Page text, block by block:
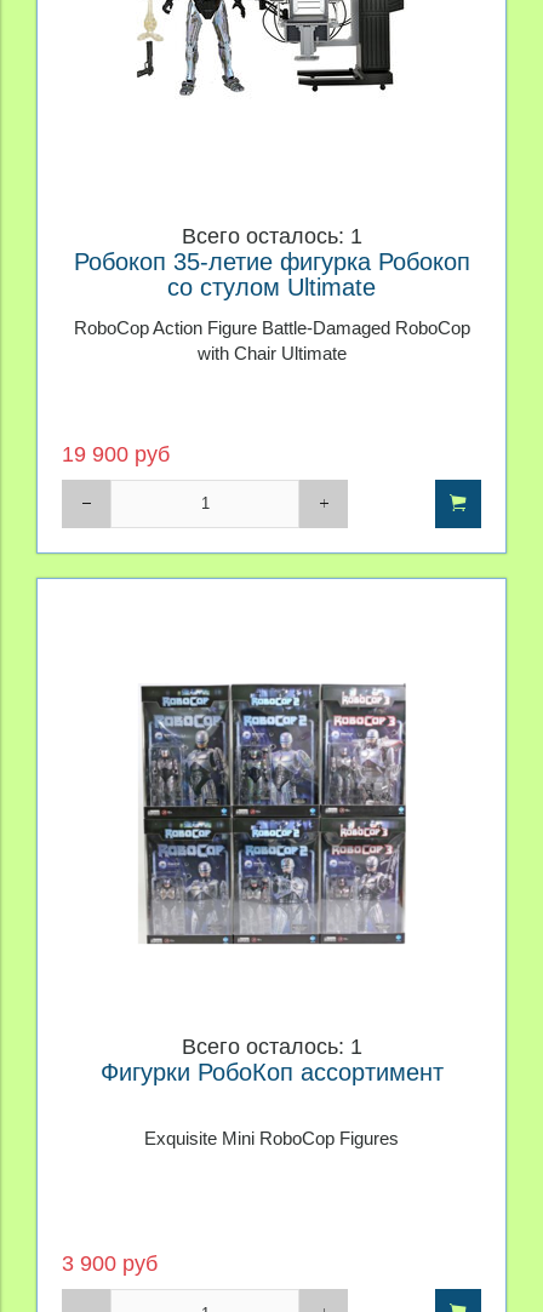
Всего осталось: 1
Робокоп 35-летие фигурка Робокоп
со стулом Ultimate
RoboCop Action Figure Battle-Damaged RoboCop
with Chair Ultimate
19 900 руб
Всего осталось: 1
Фигурки РобоКоп ассортимент
Exquisite Mini RoboCop Figures
3 900 руб